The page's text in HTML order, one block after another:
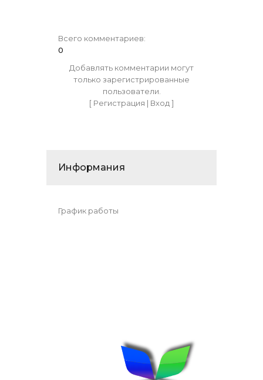
Всего комментариев:
0
Добавлять комментарии могут
только зарегистрированные
пользователи.
[ Регистрация | Вход]
Информания
График работы